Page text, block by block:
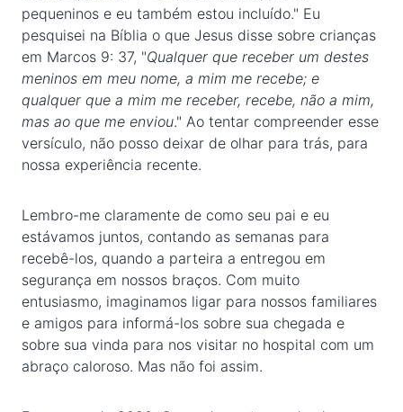
pequeninos e eu também estou incluído." Eu
pesquisei na Bíblia o que Jesus disse sobre crianças
em Marcos 9: 37, "Qualquer que receber um destes
meninos em meu nome, a mim me recebe; e
qualquer que a mim me receber, recebe, não a mim,
mas ao que me enviou." Ao tentar compreender esse
versículo, não posso deixar de olhar para trás, para
nossa experiência recente.
Lembro-me claramente de como seu pai e eu
estávamos juntos, contando as semanas para
recebê-los, quando a parteira a entregou em
segurança em nossos braços. Com muito
entusiasmo, imaginamos ligar para nossos familiares
e amigos para informá-los sobre sua chegada e
sobre sua vinda para nos visitar no hospital com um
abraço caloroso. Mas não foi assim.